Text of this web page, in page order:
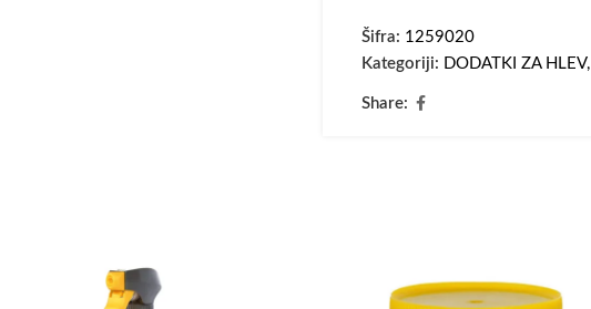
Šifra: 1259020
Kategoriji: DODATKI ZA HLEV,
Share: